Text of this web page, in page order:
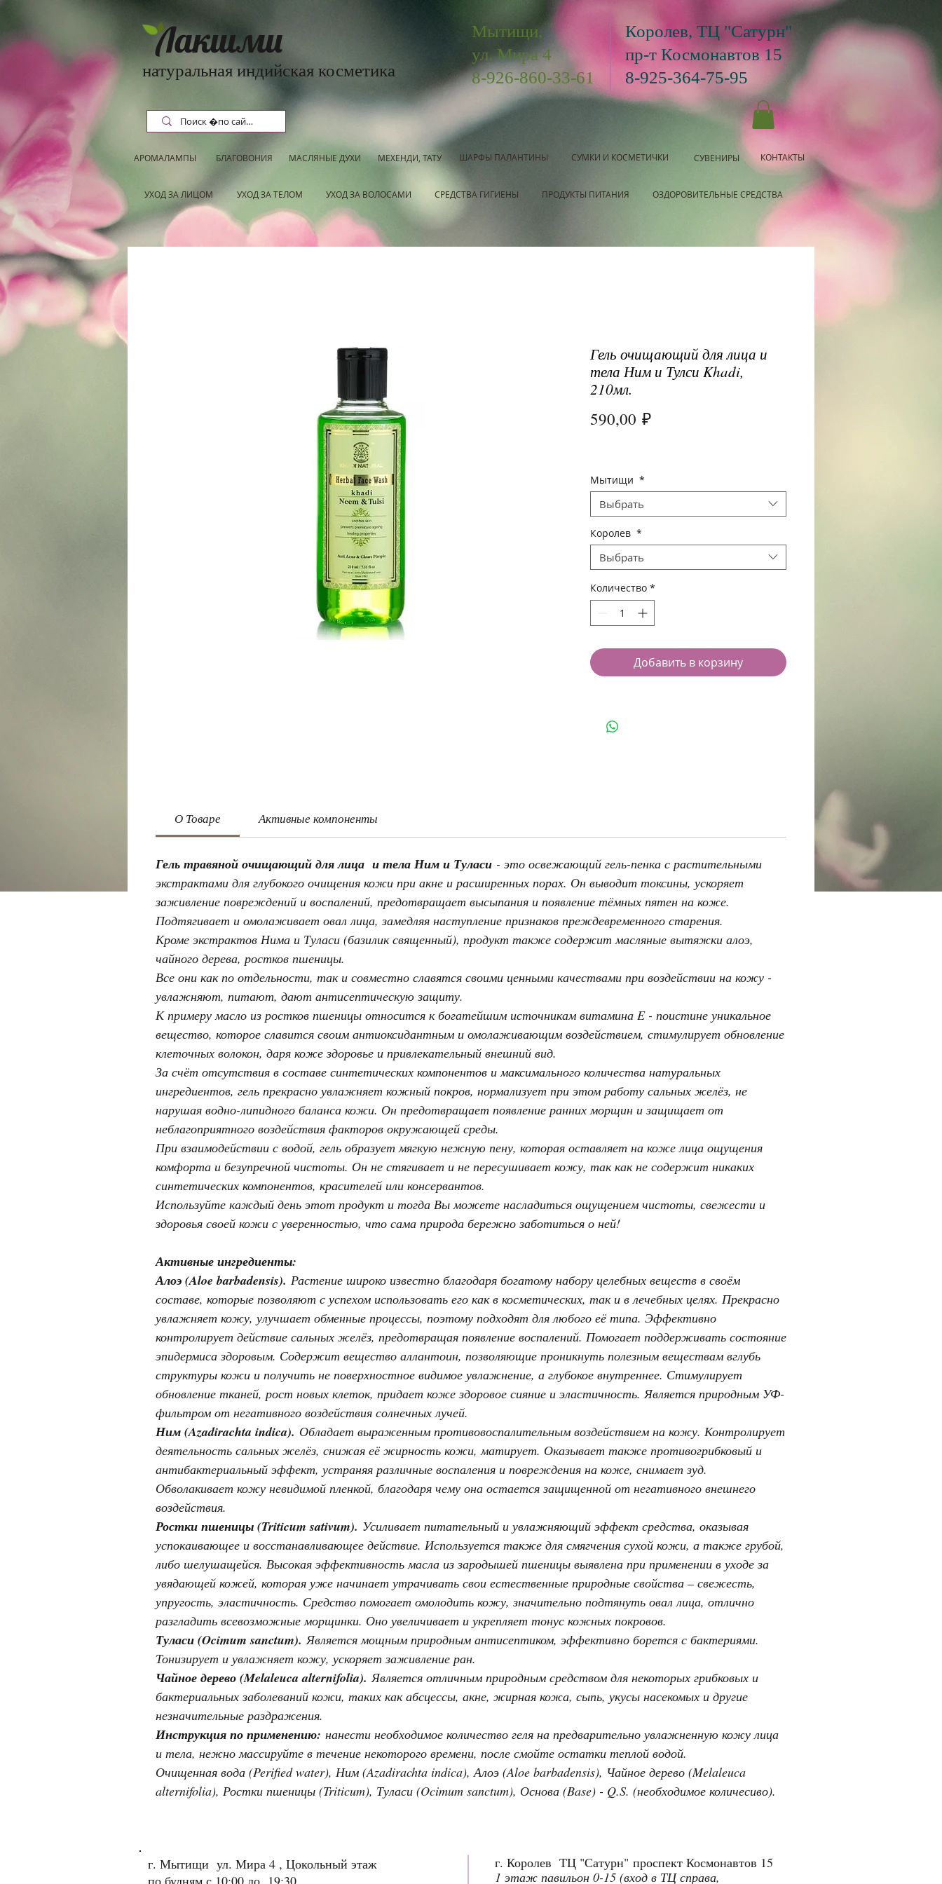
Лакшми
натуральная индийская косметика
Мытищи,
ул. Мира 4
8-926-860-33-61
Королев, ТЦ "Сатурн"
пр-т Космонавтов 15
8-925-364-75-95
АРОМАЛАМПЫ БЛАГОВОНИЯ МАСЛЯНЫЕ ДУХИ МЕХЕНДИ, ТАТУ ШАРФЫ ПАЛАНТИНЫ СУМКИ И КОСМЕТИЧКИ СУВЕНИРЫ КОНТАКТЫ
УХОД ЗА ЛИЦОМ УХОД ЗА ТЕЛОМ УХОД ЗА ВОЛОСАМИ СРЕДСТВА ГИГИЕНЫ ПРОДУКТЫ ПИТАНИЯ ОЗДОРОВИТЕЛЬНЫЕ СРЕДСТВА
Гель очищающий для лица и
тела Ним и Тулси Khadi,
210мл.
590,00 ₽Цена
Мытищи *
Выбрать
Королев *
Выбрать
Количество *
Добавить в корзину
О Товаре Активные компоненты
Гель травяной очищающий для лица и тела Ним и Туласи - это освежающий гель-пенка с растительными
экстрактами для глубокого очищения кожи при акне и расширенных порах. Он выводит токсины, ускоряет
заживление повреждений и воспалений, предотвращает высыпания и появление тёмных пятен на коже.
Подтягивает и омолаживает овал лица, замедляя наступление признаков преждевременного старения.
Кроме экстрактов Нима и Туласи (базилик священный), продукт также содержит масляные вытяжки алоэ,
чайного дерева, ростков пшеницы.
Все они как по отдельности, так и совместно славятся своими ценными качествами при воздействии на кожу -
увлажняют, питают, дают антисептическую защиту.
К примеру масло из ростков пшеницы относится к богатейшим источникам витамина E - поистине уникальное
вещество, которое славится своим антиоксидантным и омолаживающим воздействием, стимулирует обновление
клеточных волокон, даря коже здоровье и привлекательный внешний вид.
За счёт отсутствия в составе синтетических компонентов и максимального количества натуральных
ингредиентов, гель прекрасно увлажняет кожный покров, нормализует при этом работу сальных желёз, не
нарушая водно-липидного баланса кожи. Он предотвращает появление ранних морщин и защищает от
неблагоприятного воздействия факторов окружающей среды.
При взаимодействии с водой, гель образует мягкую нежную пену, которая оставляет на коже лица ощущения
комфорта и безупречной чистоты. Он не стягивает и не пересушивает кожу, так как не содержит никаких
синтетических компонентов, красителей или консервантов.
Используйте каждый день этот продукт и тогда Вы можете насладиться ощущением чистоты, свежести и
здоровья своей кожи с уверенностью, что сама природа бережно заботиться о ней!
Активные ингредиенты:
Алоэ (Aloe barbadensis). Растение широко известно благодаря богатому набору целебных веществ в своём
составе, которые позволяют с успехом использовать его как в косметических, так и в лечебных целях. Прекрасно
увлажняет кожу, улучшает обменные процессы, поэтому подходят для любого её типа. Эффективно
контролирует действие сальных желёз, предотвращая появление воспалений. Помогает поддерживать состояние
эпидермиса здоровым. Содержит вещество аллантоин, позволяющие проникнуть полезным веществам вглубь
структуры кожи и получить не поверхностное видимое увлажнение, а глубокое внутреннее. Стимулирует
обновление тканей, рост новых клеток, придает коже здоровое сияние и эластичность. Является природным УФ-
фильтром от негативного воздействия солнечных лучей.
Ним (Azadirachta indica). Обладает выраженным противовоспалительным воздействием на кожу. Контролирует
деятельность сальных желёз, снижая её жирность кожи, матирует. Оказывает также противогрибковый и
антибактериальный эффект, устраняя различные воспаления и повреждения на коже, снимает зуд.
Обволакивает кожу невидимой пленкой, благодаря чему она остается защищенной от негативного внешнего
воздействия.
Ростки пшеницы (Triticum sativum). Усиливает питательный и увлажняющий эффект средства, оказывая
успокаивающее и восстанавливающее действие. Используется также для смягчения сухой кожи, а также грубой,
либо шелушащейся. Высокая эффективность масла из зародышей пшеницы выявлена при применении в уходе за
увядающей кожей, которая уже начинает утрачивать свои естественные природные свойства – свежесть,
упругость, эластичность. Средство помогает омолодить кожу, значительно подтянуть овал лица, отлично
разгладить всевозможные морщинки. Оно увеличивает и укрепляет тонус кожных покровов.
Туласи (Ocimum sanctum). Является мощным природным антисептиком, эффективно борется с бактериями.
Тонизирует и увлажняет кожу, ускоряет заживление ран.
Чайное дерево (Melaleuca alternifolia). Является отличным природным средством для некоторых грибковых и
бактериальных заболеваний кожи, таких как абсцессы, акне, жирная кожа, сыпь, укусы насекомых и другие
незначительные раздражения.
Инструкция по применению: нанести необходимое количество геля на предварительно увлажненную кожу лица
и тела, нежно массируйте в течение некоторого времени, после смойте остатки теплой водой.
Очищенная вода (Perified water), Ним (Azadirachta indica), Алоэ (Aloe barbadensis), Чайное дерево (Melaleuca
alternifolia), Ростки пшеницы (Triticum), Туласи (Ocimum sanctum), Основа (Base) - Q.S. (необходимое количесиво).
г. Мытищи ул. Мира 4 , Цокольный этаж
по будням с 10:00 до 19:30
г. Королев ТЦ "Сатурн" проспект Космонавтов 15
1 этаж павильон 0-15 (вход в ТЦ справа,